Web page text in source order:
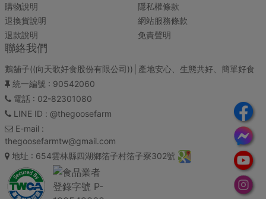
購物說明
退換貨說明
退款說明
隱私權條款
網站服務條款
免責聲明
聯絡我們
鵝舖子((向天歌好食股份有限公司))│產地安心、生態共好、簡單好食
統一編號 : 90542060
電話: 02-82301080
LINE ID : @thegoosefarm
E-mail :
thegoosefarmtw@gmail.com
地址 : 654雲林縣四湖鄉箔子村箔子寮302號